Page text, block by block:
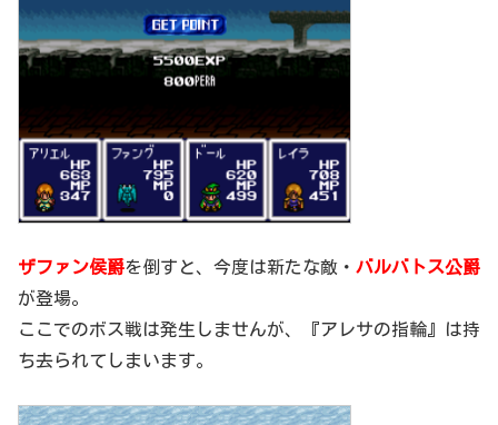
ザファン侯爵を倒すと、今度は新たな敵・ バルバトス公爵
が登場。
ここでのボス戦は発生しませんが、『アレサの指輪』は持
ち去られてしまいます。